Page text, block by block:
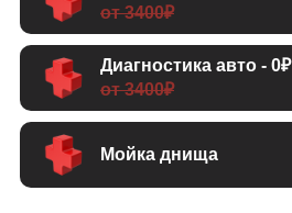
Мойка днища
Диагностика авто - 0₽
от 3400₽
от 3400₽